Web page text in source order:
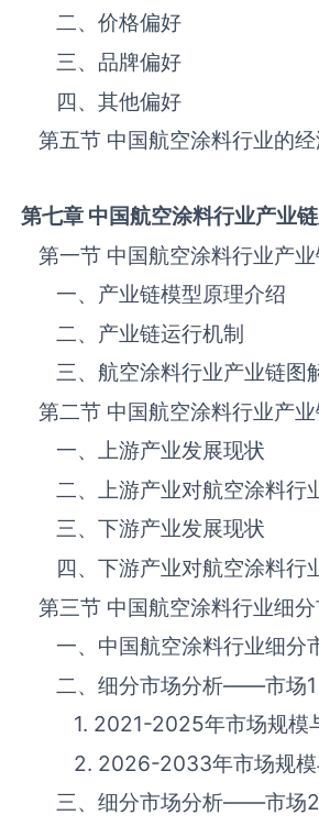
二、价格偏好
三、品牌偏好
四、其他偏好
第五节 中国航空涂料‌‌‌行业的
第七章 中国航空涂料行业产业
第一节 中国航空涂料‌‌‌行业产
一、产业链模型原理介绍
二、产业链运行机制
三、航空涂料‌‌‌行业产业链图
第二节 中国航空涂料‌‌‌行业产
一、上游产业发展现状
二、上游产业对航空涂料‌‌‌行
三、下游产业发展现状
四、下游产业对航空涂料‌‌‌行
第三节 中国航空涂料‌‌‌行业细
一、中国航空涂料‌‌‌行业细分
二、细分市场分析——市场1
1. 2021-2025年市场规模
2. 2026-2033年市场规模
三、细分市场分析——市场2